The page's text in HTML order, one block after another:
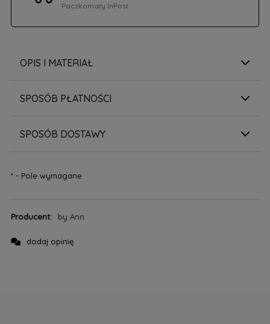
Paczkomaty InPost
OPIS I MATERIAŁ
SPOSÓB PŁATNOŚCI
SPOSÓB DOSTAWY
*- Pole wymagane
Producent: by Ann
dodaj opinię